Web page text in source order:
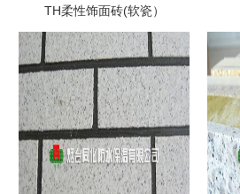
TH柔性饰面砖(软瓷）